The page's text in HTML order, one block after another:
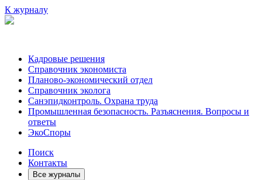
К журналу
Кадровые решения
Справочник экономиста
Планово-экономический отдел
Справочник эколога
Санэпидконтроль. Охрана труда
Промышленная безопасность. Разъяснения. Вопросы и
ответы
ЭкоСпоры
Поиск
Контакты
Все журналы